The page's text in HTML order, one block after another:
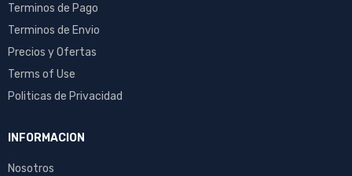
Terminos de Pago
Terminos de Envio
Precios y Ofertas
Terms of Use
Politicas de Privacidad
INFORMACION
Nosotros